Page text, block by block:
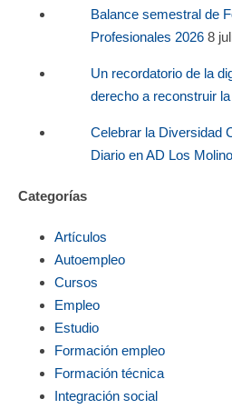
Balance semestral de
Profesionales 2026 8
Un recordatorio de la
derecho a reconstruir
Celebrar la Diversidad
Diario en AD Los
Categorías
Artículos
Autoempleo
Cursos
Empleo
Estudio
Formación empleo
Formación técnica
Integración social